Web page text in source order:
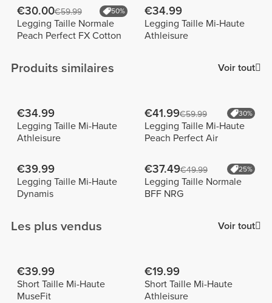
€30.00€59.99 50%
Legging Taille Normale
Peach Perfect FX Cotton
€34.99
Legging Taille Mi-Haute
Athleisure
Produits similaires Voir tout
€34.99
Legging Taille Mi-Haute
Athleisure
€41.99€59.99 30%
Legging Taille Mi-Haute
Peach Perfect Air
€39.99
Legging Taille Mi-Haute
Dynamis
€37.49€49.99 25%
Legging Taille Normale
BFF NRG
Les plus vendus Voir tout
€39.99
Short Taille Mi-Haute
MuseFit
€19.99
Short Taille Mi-Haute
Athleisure